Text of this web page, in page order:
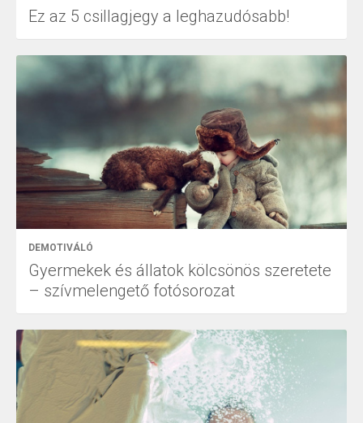
Ez az 5 csillagjegy a leghazudósabb!
DEMOTIVÁLÓ
Gyermekek és állatok kölcsönös szeretete
– szívmelengető fotósorozat